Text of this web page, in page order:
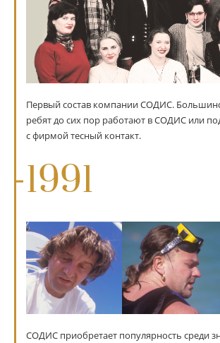
Первый состав компании СОДИС.
ребят до сих пор работают в СОДИС или
с фирмой тесный контакт.
1991
СОДИС приобретает популярность среди